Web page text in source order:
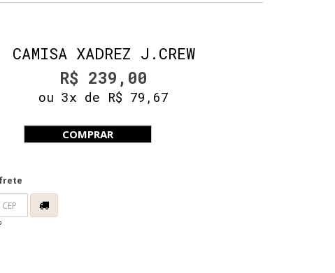
CAMISA XADREZ J.CREW
R$ 239,00
ou 3x de R$ 79,67
COMPRAR